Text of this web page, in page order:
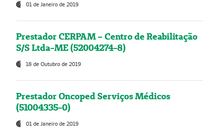
01 de Janeiro de 2019
Prestador CERPAM – Centro de Reabilitação
S/S Ltda-ME (52004274-8)
18 de Outubro de 2019
Prestador Oncoped Serviços Médicos
(51004335-0)
01 de Janeiro de 2019